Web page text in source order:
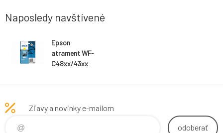
Naposledy navštívené
Epson
atrament WF-
C48xx/43xx
1100str.
Zľavy a novinky e-mailom
odoberať